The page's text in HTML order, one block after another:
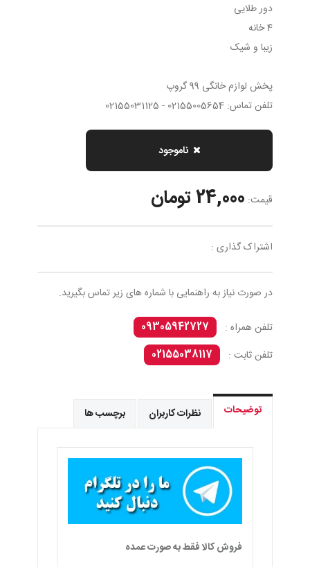
دور طلايى
4 خانه
زیبا و شیک
پخش لوازم خانگی 99 گروپ
تلفن تماس: 02155005654 - 02155031125
ناموجود
قیمت: 24,000 تومان
اشتراک گذاری :
در صورت نیاز به راهنمایی با شماره های زیر تماس بگیرید.
تلفن همراه :
09305942727
تلفن ثابت :
02155038117
توضیحات نظرات کاربران برچسب ها
فروش کالا فقط به صورت عمده